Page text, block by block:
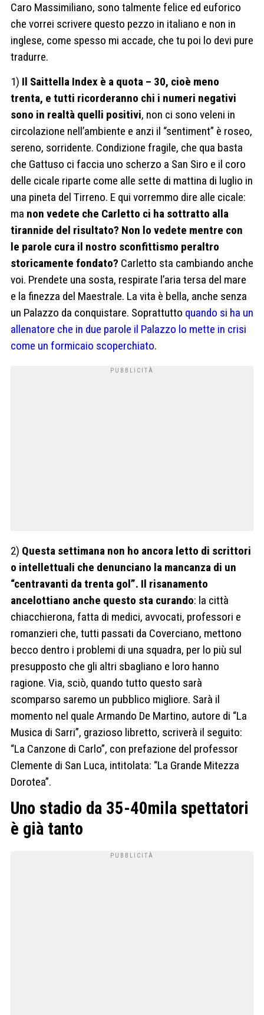
Caro Massimiliano, sono talmente felice ed euforico
che vorrei scrivere questo pezzo in italiano e non in
inglese, come spesso mi accade, che tu poi lo devi pure
tradurre.
1) Il Saittella Index è a quota – 30, cioè meno
trenta, e tutti ricorderanno chi i numeri negativi
sono in realtà quelli positivi, non ci sono veleni in
circolazione nell’ambiente e anzi il “sentiment” è roseo,
sereno, sorridente. Condizione fragile, che qua basta
che Gattuso ci faccia uno scherzo a San Siro e il coro
delle cicale riparte come alle sette di mattina di luglio in
una pineta del Tirreno. E qui vorremmo dire alle cicale:
ma non vedete che Carletto ci ha sottratto alla
tirannide del risultato? Non lo vedete mentre con
le parole cura il nostro sconfittismo peraltro
storicamente fondato? Carletto sta cambiando anche
voi. Prendete una sosta, respirate l’aria tersa del mare
e la finezza del Maestrale. La vita è bella, anche senza
un Palazzo da conquistare. Soprattutto quando si ha un
allenatore che in due parole il Palazzo lo mette in crisi
come un formicaio scoperchiato.
2) Questa settimana non ho ancora letto di scrittori
o intellettuali che denunciano la mancanza di un
“centravanti da trenta gol”. Il risanamento
ancelottiano anche questo sta curando: la città
chiacchierona, fatta di medici, avvocati, professori e
romanzieri che, tutti passati da Coverciano, mettono
becco dentro i problemi di una squadra, per lo più sul
presupposto che gli altri sbagliano e loro hanno
ragione. Via, sciò, quando tutto questo sarà
scomparso saremo un pubblico migliore. Sarà il
momento nel quale Armando De Martino, autore di “La
Musica di Sarri”, grazioso libretto, scriverà il seguito:
“La Canzone di Carlo”, con prefazione del professor
Clemente di San Luca, intitolata: “La Grande Mitezza
Dorotea”.
Uno stadio da 35-40mila spettatori
è già tanto